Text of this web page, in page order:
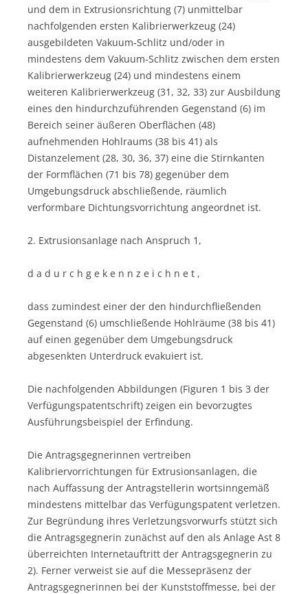
und dem in Extrusionsrichtung (7) unmittelbar
nachfolgenden ersten Kalibrierwerkzeug (24)
ausgebildeten Vakuum-Schlitz und/oder in
mindestens dem Vakuum-Schlitz zwischen dem ersten
Kalibrierwerkzeug (24) und mindestens einem
weiteren Kalibrierwerkzeug (31, 32, 33) zur Ausbildung
eines den hindurchzuführenden Gegenstand (6) im
Bereich seiner äußeren Oberflächen (48)
aufnehmenden Hohlraums (38 bis 41) als
Distanzelement (28, 30, 36, 37) eine die Stirnkanten
der Formflächen (71 bis 78) gegenüber dem
Umgebungsdruck abschließende, räumlich
verformbare Dichtungsvorrichtung angeordnet ist.
2. Extrusionsanlage nach Anspruch 1,
d a d u r c h g e k e n n z e i c h n e t ,
dass zumindest einer der den hindurchfließenden
Gegenstand (6) umschließende Hohlräume (38 bis 41)
auf einen gegenüber dem Umgebungsdruck
abgesenkten Unterdruck evakuiert ist.
Die nachfolgenden Abbildungen (Figuren 1 bis 3 der
Verfügungspatentschrift) zeigen ein bevorzugtes
Ausführungsbeispiel der Erfindung.
Die Antragsgegnerinnen vertreiben
Kalibriervorrichtungen für Extrusionsanlagen, die
nach Auffassung der Antragstellerin wortsinngemäß
mindestens mittelbar das Verfügungspatent verletzen.
Zur Begründung ihres Verletzungsvorwurfs stützt sich
die Antragsgegnerin zunächst auf den als Anlage Ast 8
überreichten Internetauftritt der Antragsgegnerin zu
2). Ferner verweist sie auf die Messepräsenz der
Antragsgegnerinnen bei der Kunststoffmesse, bei der